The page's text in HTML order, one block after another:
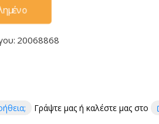
20068868
Γράψτε μας ή καλέστε μας στο